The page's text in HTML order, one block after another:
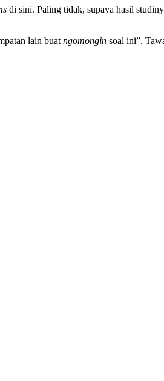
di sini. Paling tidak, supaya hasil
lain buat ngomongin soal ini”.